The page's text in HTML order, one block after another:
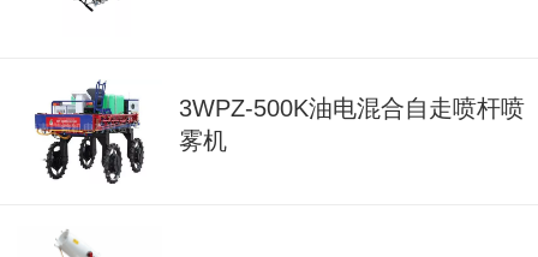
3WPZ-500K油电混合自走喷杆喷
雾机